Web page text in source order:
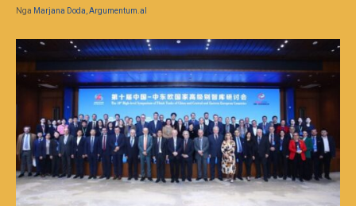
Nga Marjana Doda, Argumentum.al